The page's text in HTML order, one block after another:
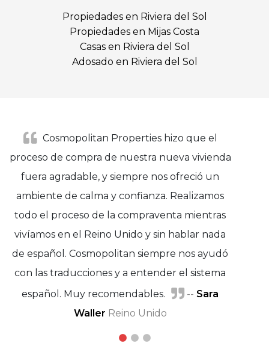
Propiedades en Riviera del Sol
Propiedades en Mijas Costa
Casas en Riviera del Sol
Adosado en Riviera del Sol
Cosmopolitan Properties hizo que el
proceso de compra de nuestra nueva vivienda
fuera agradable, y siempre nos ofreció un
ambiente de calma y confianza. Realizamos
todo el proceso de la compraventa mientras
vivíamos en el Reino Unido y sin hablar nada
de español. Cosmopolitan siempre nos ayudó
con las traducciones y a entender el sistema
español. Muy recomendables.
-- Sara
Waller Reino Unido
Virginia Lainer
Marie Petersen